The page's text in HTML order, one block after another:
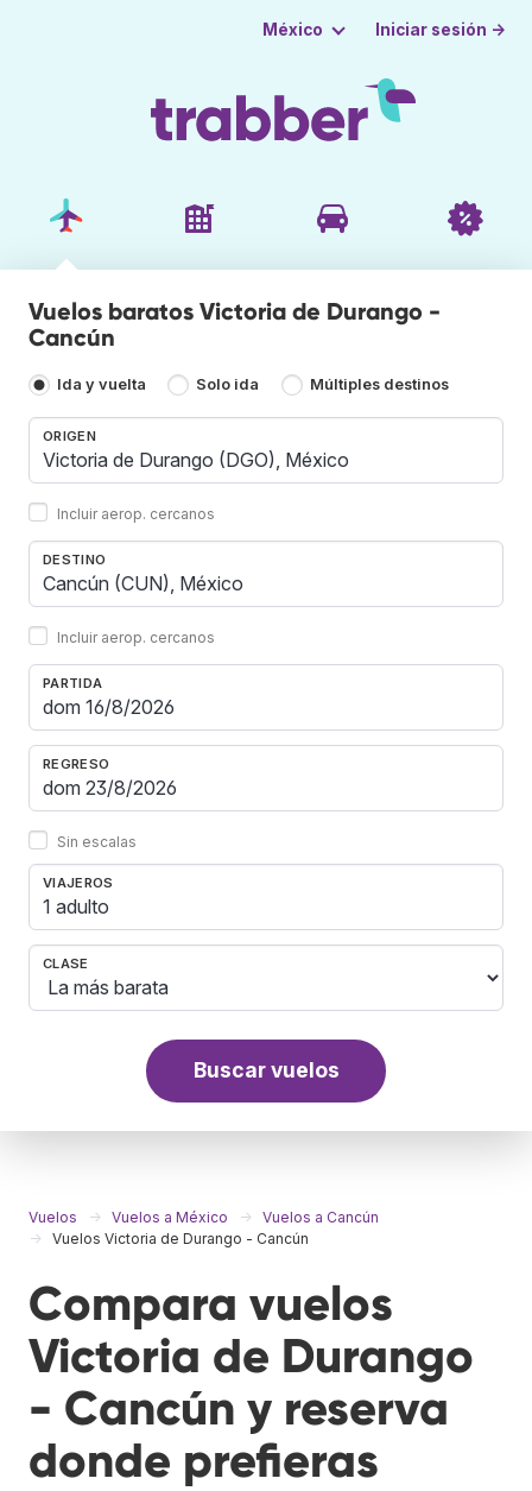
México Iniciar sesión →
Vuelos baratos Victoria de Durango -
Cancún
Ida y vuelta Solo ida Múltiples destinos
ORIGEN
Incluir aerop. cercanos
DESTINO
Incluir aerop. cercanos
PARTIDA
REGRESO
Sin escalas
VIAJEROS
1 adulto
CLASE
Buscar vuelos
Vuelos Vuelos a México
Vuelos a Cancún
Vuelos Victoria de Durango - Cancún
Compara vuelos
Victoria de Durango
- Cancún y reserva
donde prefieras